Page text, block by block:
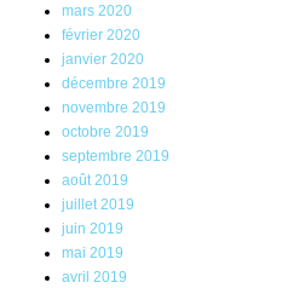
mars 2020
février 2020
janvier 2020
décembre 2019
novembre 2019
octobre 2019
septembre 2019
août 2019
juillet 2019
juin 2019
mai 2019
avril 2019